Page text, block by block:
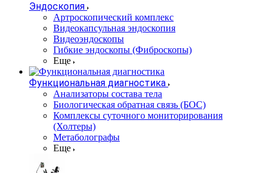
Эндоскопия
Артроскопический комплекс
Видеокапсульная эндоскопия
Видеоэндоскопы
Гибкие эндоскопы (Фиброcкопы)
Еще
Функциональная диагностика
Анализаторы состава тела
Биологическая обратная связь (БОС)
Комплексы суточного мониторирования
(Холтеры)
Метаболографы
Еще